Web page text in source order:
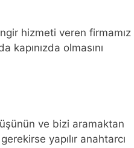
hizmeti veren firmamız
olmasını
ve bizi aramaktan
yapılır anahtarcı